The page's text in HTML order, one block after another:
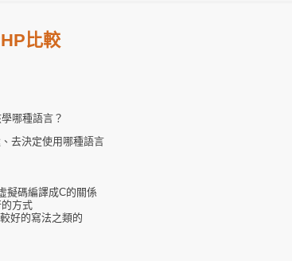
比較
哪種語言？
去決定使用哪種語言
擬碼編譯成C的關係
方式
好的寫法之類的